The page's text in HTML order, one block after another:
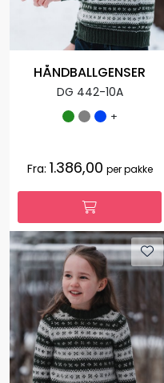
HÅNDBALLGENSER
DG 442-10A
+
Fra: 1.386,00 per pakke